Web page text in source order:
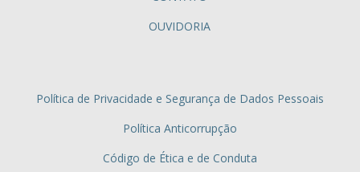
OUVIDORIA
Política de Privacidade e Segurança de Dados Pessoais
Política Anticorrupção
Código de Ética e de Conduta